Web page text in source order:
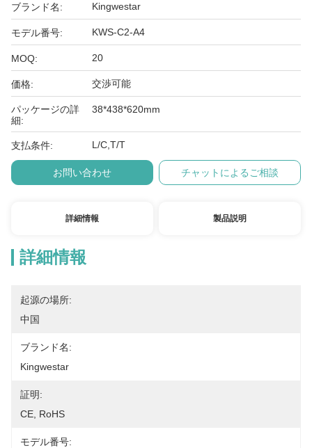
ブランド名: Kingwestar
モデル番号: KWS-C2-A4
MOQ: 20
価格: 交渉可能
パッケージの詳
細:
38*438*620mm
支払条件: L/C,T/T
お問い合わせ チャットによるご相談
詳細情報 製品説明
詳細情報
起源の場所:
中国
ブランド名:
Kingwestar
証明:
CE, RoHS
モデル番号: